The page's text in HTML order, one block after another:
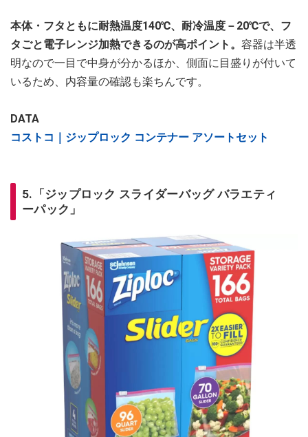
本体・フタともに耐熱温度140℃、耐冷温度－20℃で、フ
タごと電子レンジ加熱できるのが高ポイント。 容器は半透
明なので一目で中身が分かるほか、側面に目盛りが付いて
いるため、内容量の確認も楽ちんです。
DATA
コストコ｜ジップロック コンテナー アソートセット
5.「ジップロック スライダーバッグ バラエティ
ーパック」